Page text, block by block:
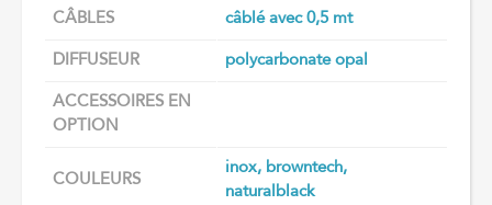
CÂBLES câblé avec 0,5 mt
DIFFUSEUR polycarbonate opal
ACCESSOIRES EN
OPTION
COULEURS
inox, browntech,
naturalblack